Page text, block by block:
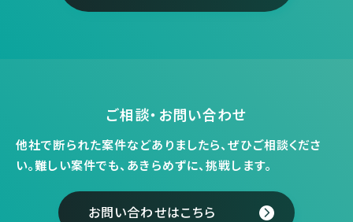
ご相談・お問い合わせ
他社で断られた案件などありましたら、ぜひご相談くださ
い。難しい案件でも、あきらめずに、挑戦します。
お問い合わせはこちら